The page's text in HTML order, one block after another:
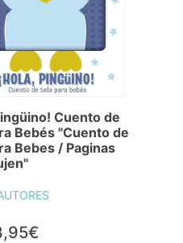
Cuento de
Bebés "Cuento de
Bebes / Paginas